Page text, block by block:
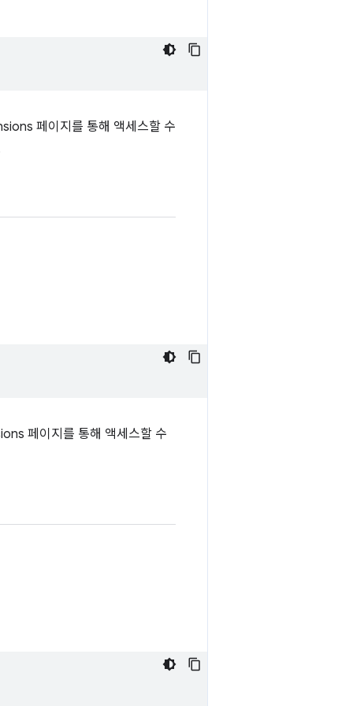
페이지를 통해 액세스할 수
페이지를 통해 액세스할 수